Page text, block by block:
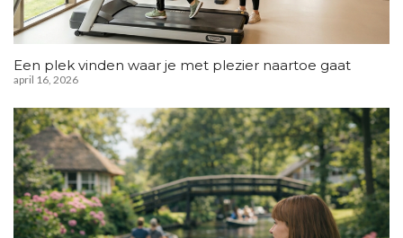
Een plek vinden waar je met plezier naartoe gaat
april 16, 2026